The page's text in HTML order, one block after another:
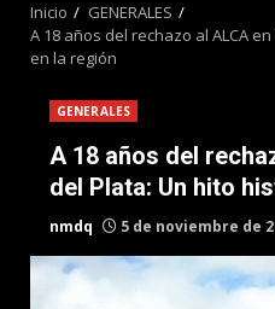
Inicio
GENERALES
A 18 años del rechazo al ALCA
en la región
GENERALES
A 18 años del
del Plata: Un hito
nmdq 5 de noviembre de